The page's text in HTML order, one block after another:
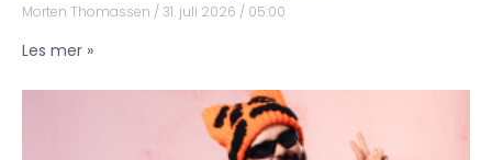
Morten Thomassen 31. juli 2026 05:00
Les mer »